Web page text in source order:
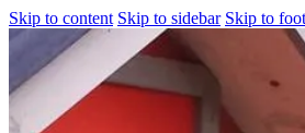
Skip to content Skip to sidebar Skip to